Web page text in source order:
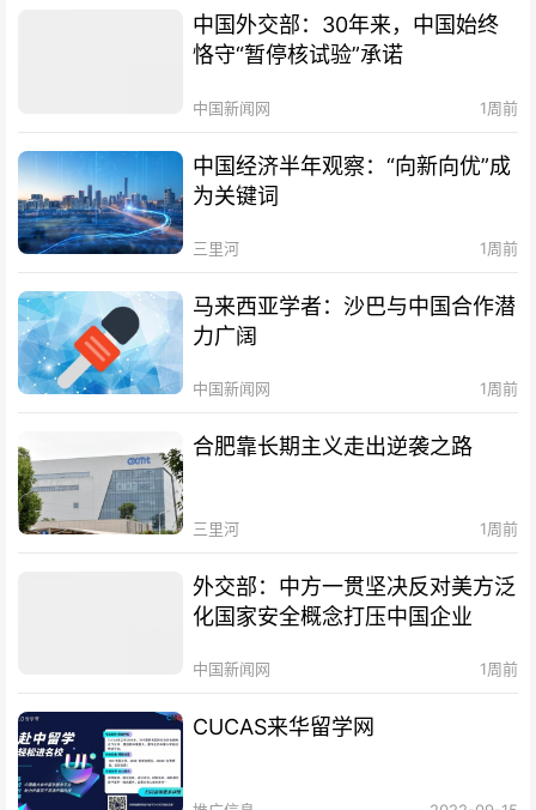
中国外交部：30年来，中国始终
恪守“暂停核试验”承诺
中国新闻网 1周前
中国经济半年观察：“向新向优”成
为关键词
三里河 1周前
马来西亚学者：沙巴与中国合作潜
力广阔
中国新闻网 1周前
合肥靠长期主义走出逆袭之路
三里河 1周前
外交部：中方一贯坚决反对美方泛
化国家安全概念打压中国企业
中国新闻网 1周前
CUCAS来华留学网